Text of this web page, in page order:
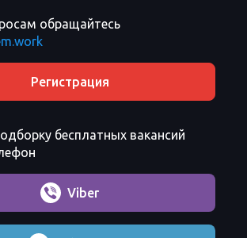
обращайтесь
Регистрация
бесплатных вакансий
Viber